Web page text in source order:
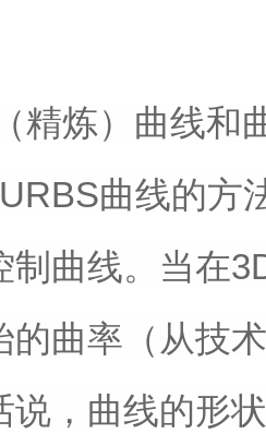
精炼）曲线和
曲线的方
制曲线。当在
的曲率（从技
说，曲线的形